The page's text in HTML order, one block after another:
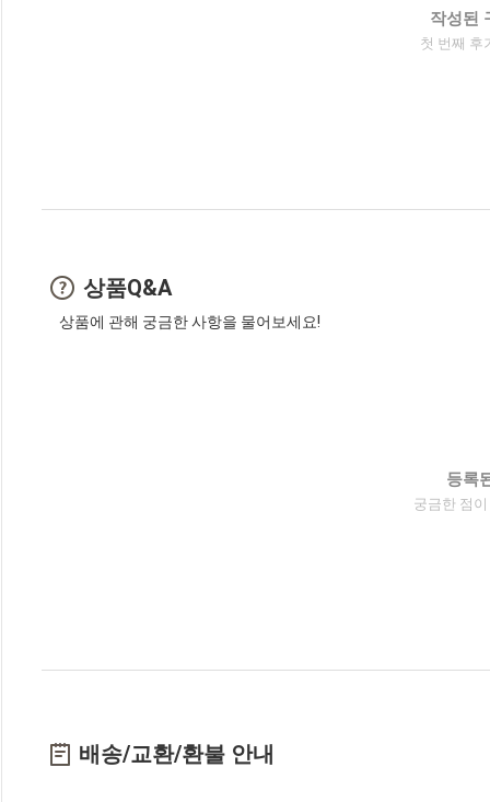
작성된
첫 번째 후
상품Q&A
상품에 관해 궁금한 사항을 물어보세요!
등록
궁금한 점
배송/교환/환불 안내